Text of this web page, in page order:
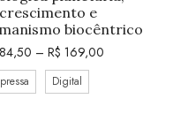
e
biocêntrico
84,50 – R$ 169,00
Digital